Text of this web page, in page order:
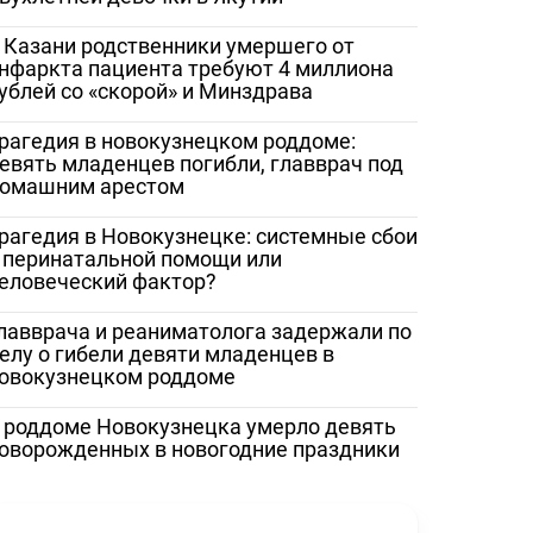
Казани родственники умершего от
пациента требуют 4 миллиона
со «скорой» и Минздрава
в новокузнецком роддоме:
младенцев погибли, главврач под
арестом
в Новокузнецке: системные сбои
перинатальной помощи или
фактор?
и реаниматолога задержали по
о гибели девяти младенцев в
роддоме
роддоме Новокузнецка умерло девять
в новогодние праздники